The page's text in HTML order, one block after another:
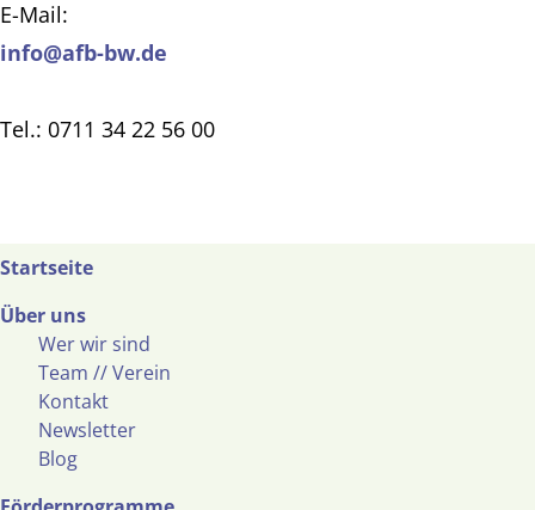
E-Mail:
info@afb-bw.de
Tel.: 0711 34 22 56 00
Startseite
Über uns
Wer wir sind
Team // Verein
Kontakt
Newsletter
Blog